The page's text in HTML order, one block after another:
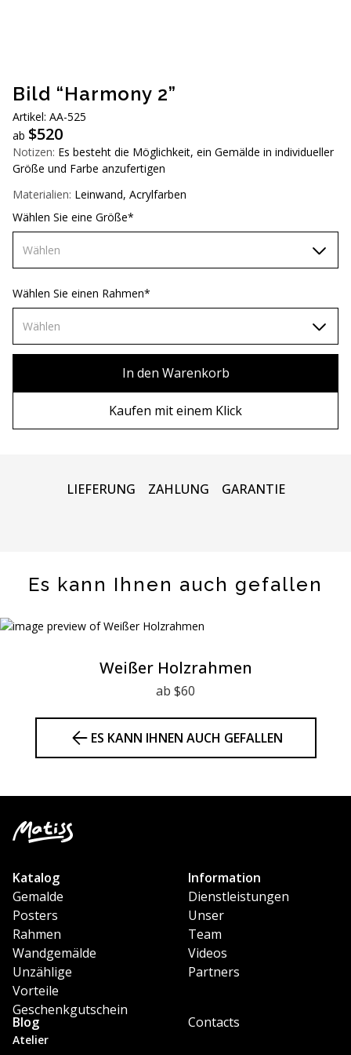
Bild “Harmony 2”
Artikel: AA-525
ab $520
Notizen: Es besteht die Möglichkeit, ein Gemälde in individueller
Größe und Farbe anzufertigen
Materialien: Leinwand, Acrylfarben
Wählen Sie eine Größe*
Wählen
70х70 cm
80х80 cm
Wählen Sie einen Rahmen*
Wählen
In den Warenkorb
Kaufen mit einem Klick
LIEFERUNG ZAHLUNG GARANTIE
Es kann Ihnen auch gefallen
Weißer Holzrahmen
ab $60
ES KANN IHNEN AUCH GEFALLEN
Atelier
Katalog
Gemalde
Posters
Rahmen
Wandgemälde
Unzählige
Vorteile
Geschenkgutschein
Information
Dienstleistungen
Unser
Team
Videos
Partners
Blog Contacts